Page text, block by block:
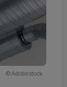
© Adobestock